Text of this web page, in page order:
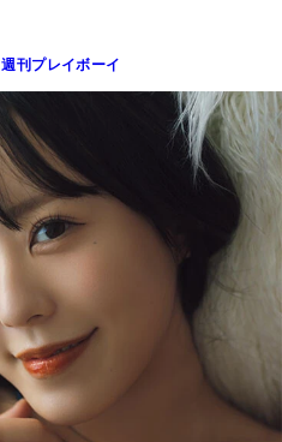
週刊プレイボーイ